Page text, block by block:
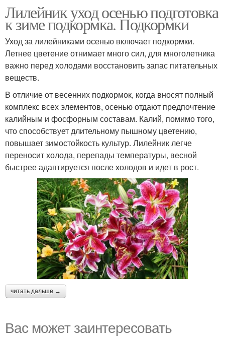
Лилейник уход осенью подготовка
к зиме подкормка. Подкормки
Уход за лилейниками осенью включает подкормки.
Летнее цветение отнимает много сил, для многолетника
важно перед холодами восстановить запас питательных
веществ.
В отличие от весенних подкормок, когда вносят полный
комплекс всех элементов, осенью отдают предпочтение
калийным и фосфорным составам. Калий, помимо того,
что способствует длительному пышному цветению,
повышает зимостойкость культур. Лилейник легче
переносит холода, перепады температуры, весной
быстрее адаптируется после холодов и идет в рост.
читать дальше →
Вас может заинтересовать